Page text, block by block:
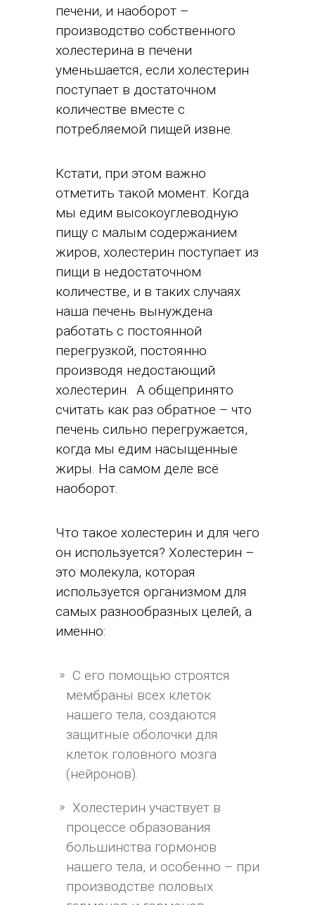
печени, и наоборот –
производство собственного
холестерина в печени
уменьшается, если холестерин
поступает в достаточном
количестве вместе с
потребляемой пищей извне.
Кстати, при этом важно
отметить такой момент. Когда
мы едим высокоуглеводную
пищу с малым содержанием
жиров, холестерин поступает из
пищи в недостаточном
количестве, и в таких случаях
наша печень вынуждена
работать с постоянной
перегрузкой, постоянно
производя недостающий
холестерин. А общепринято
считать как раз обратное – что
печень сильно перегружается,
когда мы едим насыщенные
жиры. На самом деле всё
наоборот.
Что такое холестерин и для чего
он используется? Холестерин –
это молекула, которая
используется организмом для
самых разнообразных целей, а
именно:
С его помощью строятся
мембраны всех клеток
нашего тела, создаются
защитные оболочки для
клеток головного мозга
(нейронов).
Холестерин участвует в
процессе образования
большинства гормонов
нашего тела, и особенно – при
производстве половых